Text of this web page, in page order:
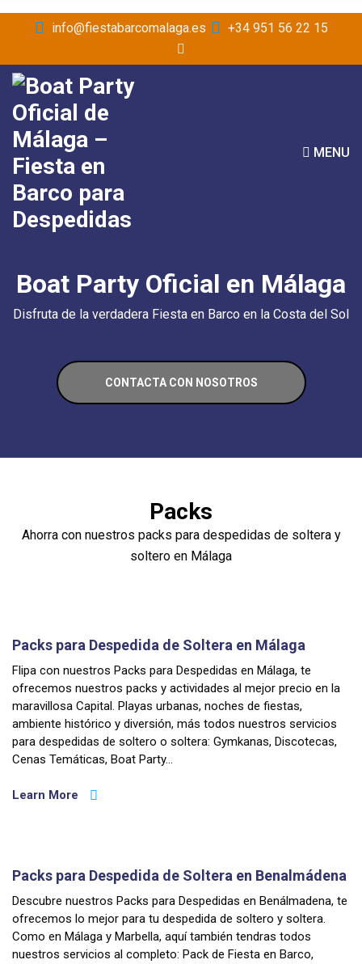
info@fiestabarcomalaga.es +34 951 56 22 15
MENU
Boat Party Oficial en Málaga
Disfruta de la verdadera Fiesta en Barco en la Costa del Sol
CONTACTA CON NOSOTROS
Fiesta en Barco
Para celebrar una Despedida de Soltero Inolvidable
Packs
Ahorra con nuestros packs para despedidas de soltera y
soltero en Málaga
Packs para Despedida de Soltera en Málaga
Flipa con nuestros Packs para Despedidas en Málaga, te
ofrecemos nuestros packs y actividades al mejor precio en la
maravillosa Capital. Playas urbanas, noches de fiestas,
ambiente histórico y diversión, más todos nuestros servicios
para despedidas de soltero o soltera: Gymkanas, Discotecas,
Cenas Temáticas, Boat Party…
Learn More
Packs para Despedida de Soltera en Benalmádena
Descubre nuestros Packs para Despedidas en Benálmadena, te
ofrecemos lo mejor para tu despedida de soltero y soltera.
Como en Málaga y Marbella, aquí también tendras todos
nuestros servicios al completo: Pack de Fiesta en Barco,